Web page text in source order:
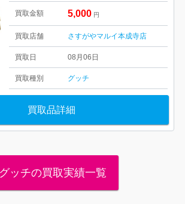
買取金額 5,000 円
買取店舗 さすがやマルイ本成寺店
買取日 08月06日
買取種別 グッチ
買取品詳細
グッチの買取実績一覧